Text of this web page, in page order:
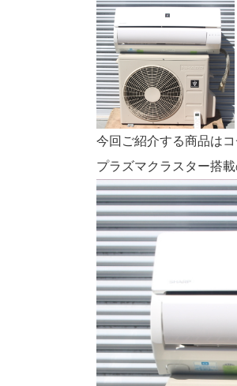
今回ご紹介する商品はコ
プラズマクラスター搭